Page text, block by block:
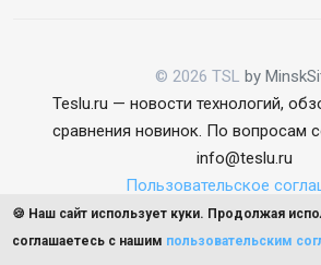
© 2026 TSL by
Teslu.ru — новости технологий,
сравнения новинок. По вопросам
info@teslu.ru
Пользовательское
🍪 Наш сайт использует куки. Продолжая
соглашаетесь с нашим пользовательским